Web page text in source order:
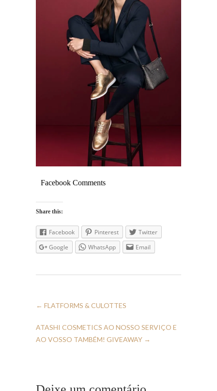
Facebook Comments
Share this:
Facebook Pinterest
Twitter
Google
WhatsApp Email
← FLATFORMS & CULOTTES
ATASHI COSMETICS AO NOSSO SERVIÇO E
AO VOSSO TAMBÉM! GIVEAWAY →